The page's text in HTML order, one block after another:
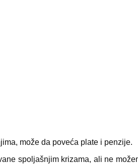
može da poveća plate i penzije.
spoljašnjim krizama, ali ne